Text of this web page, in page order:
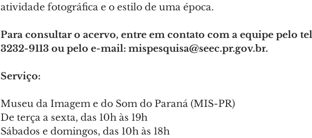
atividade fotográfica e o estilo de uma época.
Para consultar o acervo, entre em contato com a equipe pelo
3232-9113 ou pelo e-mail: mispesquisa@seec.pr.gov.br.
Serviço:
Museu da Imagem e do Som do Paraná (MIS-PR)
De terça a sexta, das 10h às 19h
Sábados e domingos, das 10h às 18h